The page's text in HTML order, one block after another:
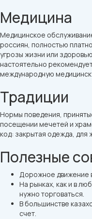
Медицина
Медицинское
россиян, полностью
угрозы жизни или
настоятельно
международную
Традиции
Нормы поведения,
посещении мечетей и
код: закрытая одежда, для
Полезные
Дорожное движение
На рынках, как и в
нужно торговаться.
В большинстве
счет.